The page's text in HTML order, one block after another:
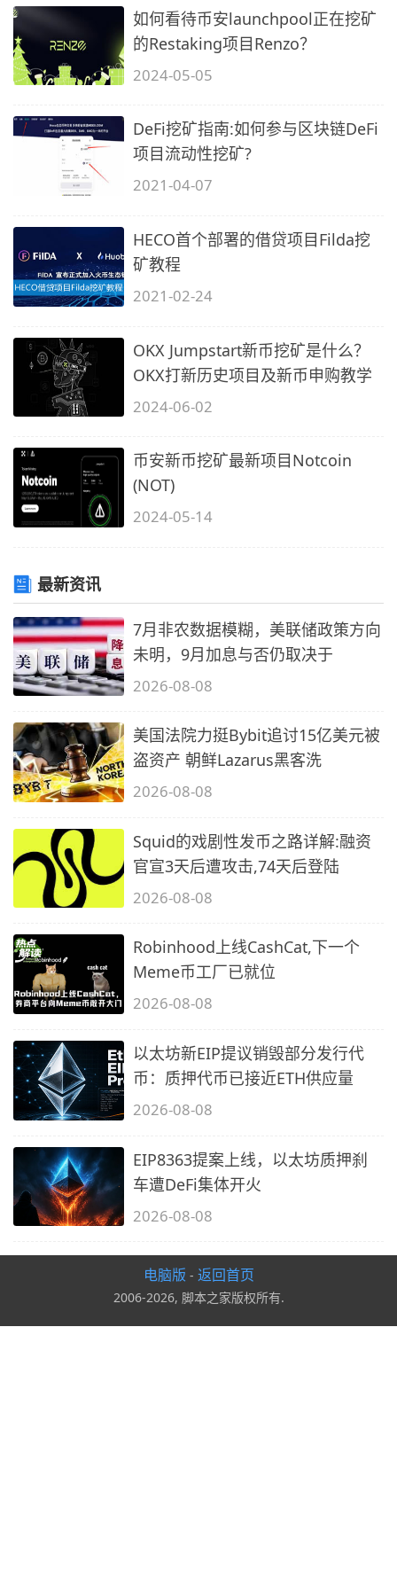
如何看待币安launchpool正在挖矿
的Restaking项目Renzo？
2024-05-05
DeFi挖矿指南:如何参与区块链DeFi
项目流动性挖矿?
2021-04-07
HECO首个部署的借贷项目Filda挖
矿教程
2021-02-24
OKX Jumpstart新币挖矿是什么？
OKX打新历史项目及新币申购教学
2024-06-02
币安新币挖矿最新项目Notcoin
(NOT)
2024-05-14
最新资讯
7月非农数据模糊，美联储政策方向
未明，9月加息与否仍取决于
2026-08-08
美国法院力挺Bybit追讨15亿美元被
盗资产 朝鲜Lazarus黑客洗
2026-08-08
Squid的戏剧性发币之路详解:融资
官宣3天后遭攻击,74天后登陆
2026-08-08
Robinhood上线CashCat,下一个
Meme币工厂已就位
2026-08-08
以太坊新EIP提议销毁部分发行代
币：质押代币已接近ETH供应量
2026-08-08
EIP8363提案上线，以太坊质押刹
车遭DeFi集体开火
2026-08-08
电脑版 - 返回首页
2006-2026, 脚本之家版权所有.